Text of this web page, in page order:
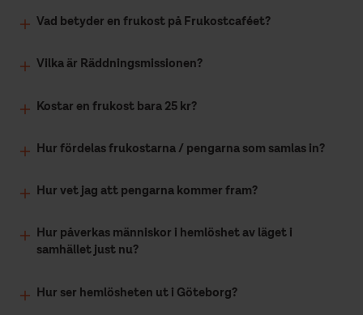
Vad betyder en frukost på Frukostcaféet?
Vilka är Räddningsmissionen?
Kostar en frukost bara 25 kr?
Hur fördelas frukostarna / pengarna som samlas in?
Hur vet jag att pengarna kommer fram?
Hur påverkas människor i hemlöshet av läget i
samhället just nu?
Hur ser hemlösheten ut i Göteborg?